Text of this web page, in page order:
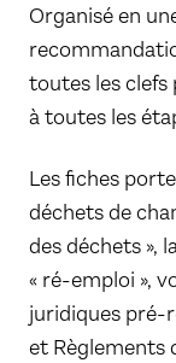
Organisé en
toutes les
à toutes les
Les fiches
déchets de
des déchets »,
« ré-emploi »,
juridiques pré-
et Règlements